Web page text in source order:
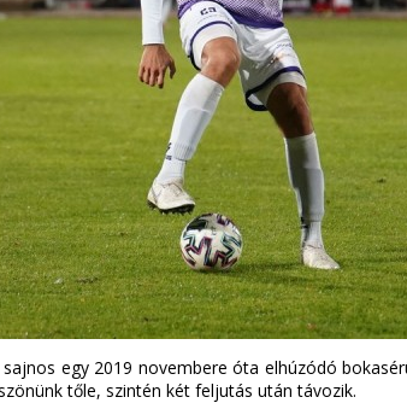
egy 2019 novembere óta elhúzódó
tőle, szintén két feljutás után távozik.